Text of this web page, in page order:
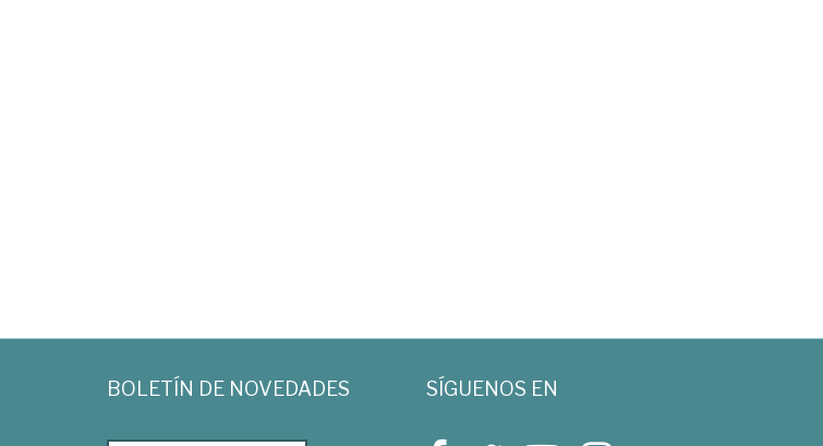
BOLETÍN DE NOVEDADES SÍGUENOS EN